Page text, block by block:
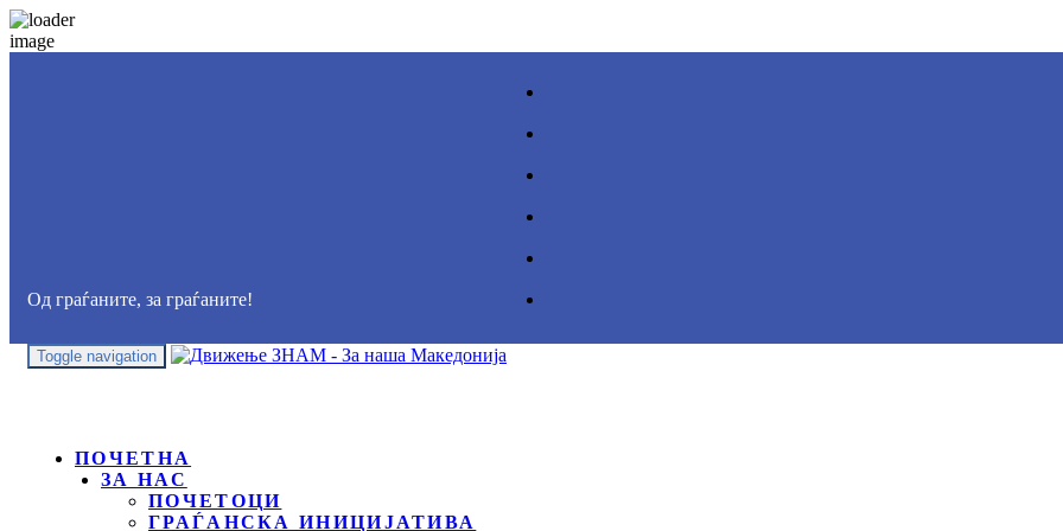
Од граѓаните, за граѓаните!
Toggle navigation
ПОЧЕТНА
ЗА НАС
ПОЧЕТОЦИ
ГРАЃАНСКА ИНИЦИЈАТИВА